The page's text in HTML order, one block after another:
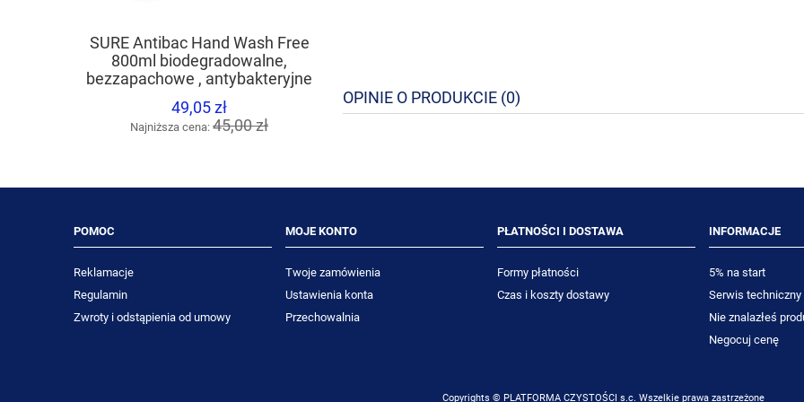
SURE Antibac Hand Wash Free
800ml biodegradowalne,
bezzapachowe , antybakteryjne
mydło do rąk
49,05 zł
Najniższa cena: 45,00 zł
25,62 zł
Najniższa cena:23,50 zł Najniższa cena:269,00 zł
OPINIE O PRODUKCIE (0)
POMOC
Reklamacje
Regulamin
Zwroty i odstąpienia od umowy
MOJE KONTO
Twoje zamówienia
Ustawienia konta
Przechowalnia
PŁATNOŚCI I DOSTAWA
Formy płatności
Czas i koszty dostawy
INFORMACJE
5% na start
Serwis techniczny
Nie znalazłeś
Negocuj cenę
Copyrights © PLATFORMA CZYSTOŚCI s.c. Wszelkie prawa zastrzeżone